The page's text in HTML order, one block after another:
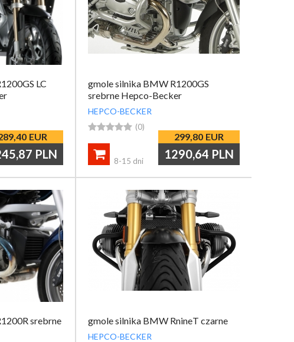
LC
EUR
PLN
gmole silnika BMW R1200GS
srebrne Hepco-Becker
HEPCO-BECKER
 (0)
299,80 EUR
1290,64 PLN

8-15 dni
srebrne gmole silnika BMW RnineT czarne
HEPCO-BECKER